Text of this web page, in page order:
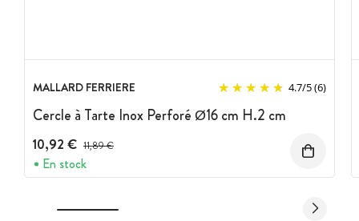
MALLARD FERRIERE 4.7/5(6)
Cercle à Tarte Inox Perforé Ø16 cm H.2 cm
10,92 € Prix avant réduction :
11,89 €
En stock